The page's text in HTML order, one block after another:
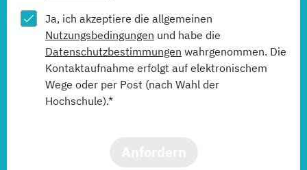
Ja, ich akzeptiere die allgemeinen
Nutzungsbedingungen und habe die
Datenschutzbestimmungen wahrgenommen. Die
Kontaktaufnahme erfolgt auf elektronischem
Wege oder per Post (nach Wahl der
Hochschule).*